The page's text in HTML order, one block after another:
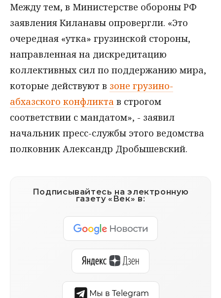
Между тем, в Министерстве обороны РФ
заявления Киланавы опровергли. «Это
очередная «утка» грузинской стороны,
направленная на дискредитацию
коллективных сил по поддержанию мира,
которые действуют в зоне грузино-
абхазского конфликта в строгом
соответствии с мандатом», - заявил
начальник пресс-службы этого ведомства
полковник Александр Дробышевский.
Подписывайтесь на электронную
газету «Век» в:
Мы в Telegram